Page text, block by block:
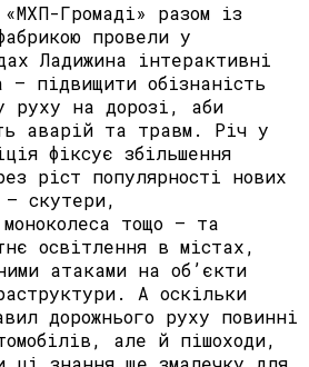
Громаді» разом із
провели у
Ладижина інтерактивні
підвищити обізнаність
руху на дорозі, аби
аварій та травм. Річ у
фіксує збільшення
ріст популярності нових
– скутери,
тощо – та
освітлення в містах,
атаками на об’єкти
А оскільки
дорожнього руху повинні
але й пішоходи,